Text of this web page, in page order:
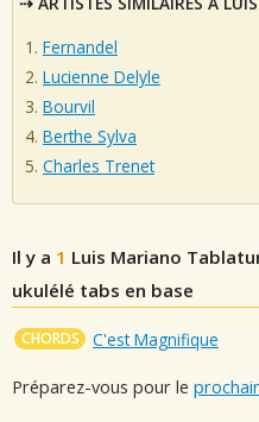
Fernandel
Lucienne Delyle
Bourvil
Berthe Sylva
Charles Trenet
Il y a 1 Luis Mariano
ukulélé tabs en base
CHORDS C'est Magnifique
Préparez-vous pour le